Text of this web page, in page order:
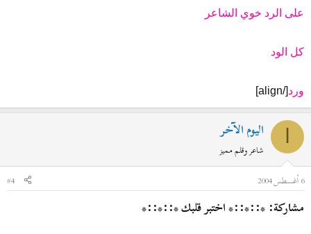
على الرد خوي الشاعر
كل الود
ورد[/align]
اليوم الآخر
شاعر وقلم مميز
6 أغسطس 2004
#4
مشاركة: *::*::* اختبر قلبك *::*::*